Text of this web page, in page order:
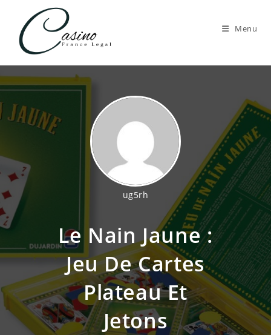
content
Menu
ug5rh
Le Nain Jaune :
Jeu De Cartes
Plateau Et
Jetons